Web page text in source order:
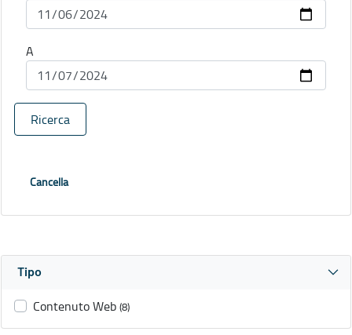
A
Ricerca
Cancella
Tipo
Contenuto Web (8)